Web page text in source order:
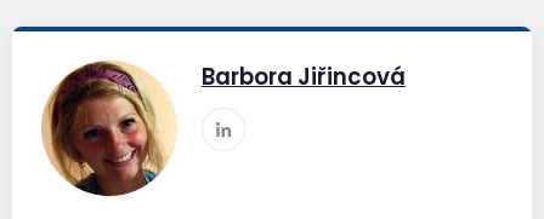
Barbora Jiřincová